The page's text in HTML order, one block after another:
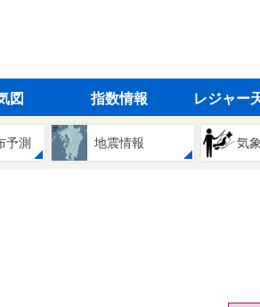
図 指数情報 レジャー
予測 地震情報 気